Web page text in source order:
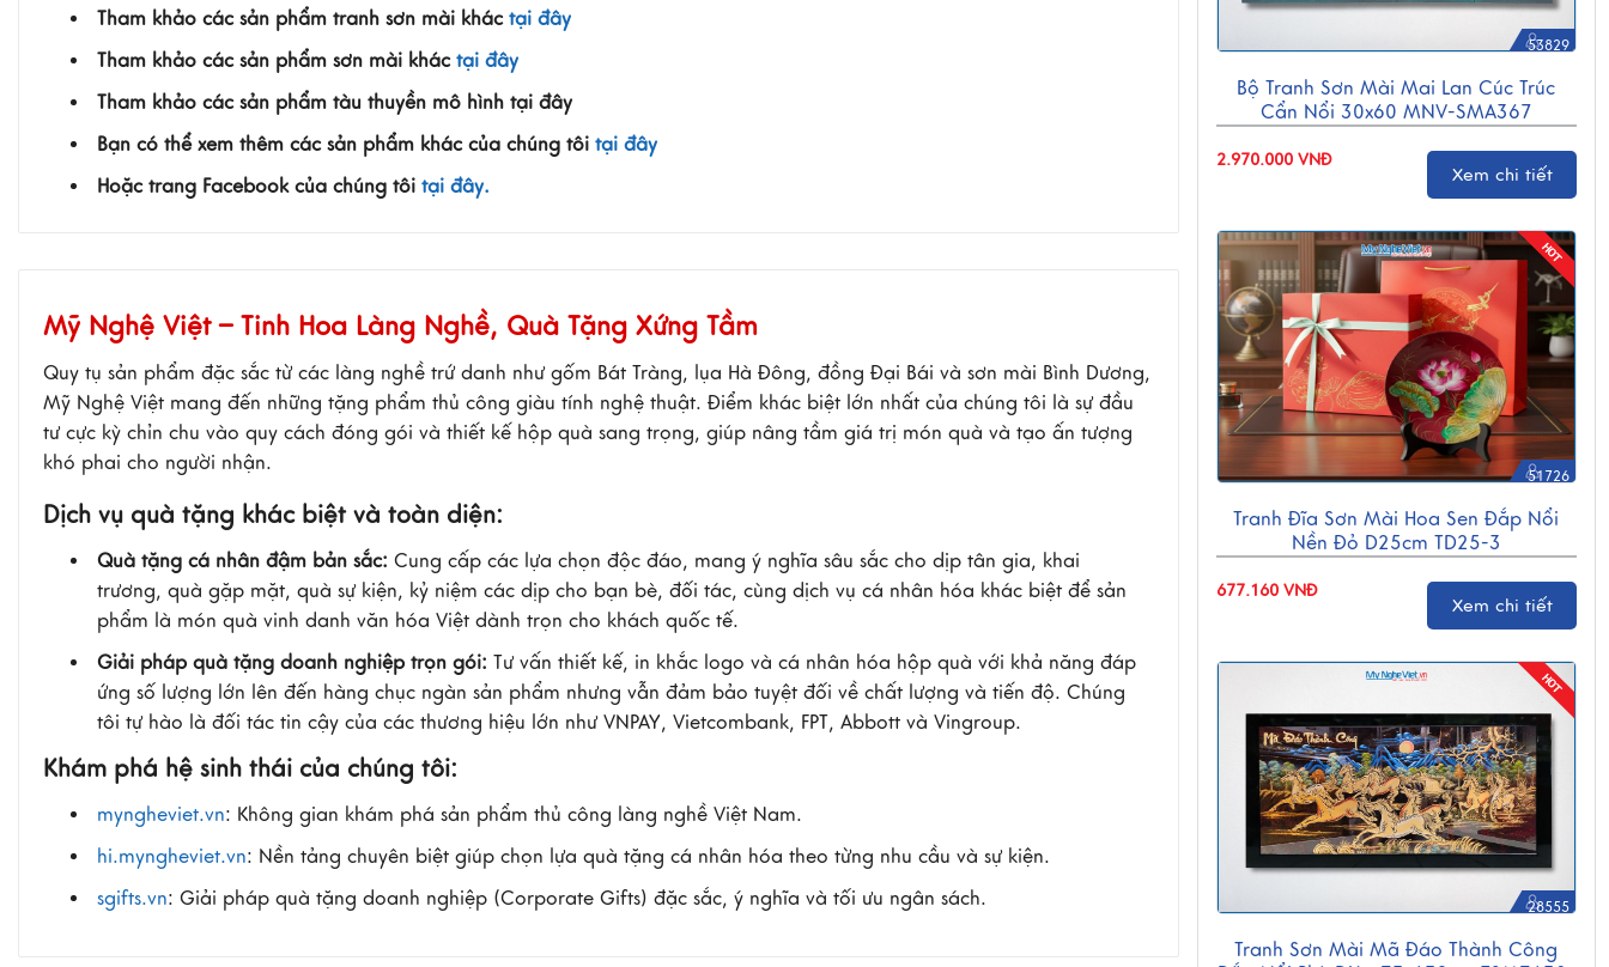
Tham khảo các sản phẩm tranh sơn mài khác tại đây
Tham khảo các sản phẩm sơn mài khác tại đây
Tham khảo các sản phẩm tàu thuyền mô hình tại đây
Bạn có thể xem thêm các sản phẩm khác của chúng tôi tại đây
Hoặc trang Facebook của chúng tôi tại đây.
Mỹ Nghệ Việt – Tinh Hoa Làng Nghề, Quà Tặng Xứng Tầm
Quy tụ sản phẩm đặc sắc từ các làng nghề trứ danh như gốm Bát Tràng, lụa Hà Đông, đồng Đại Bái và sơn mài Bình Dương,
Mỹ Nghệ Việt mang đến những tặng phẩm thủ công giàu tính nghệ thuật. Điểm khác biệt lớn nhất của chúng tôi là sự đầu
tư cực kỳ chỉn chu vào quy cách đóng gói và thiết kế hộp quà sang trọng, giúp nâng tầm giá trị món quà và tạo ấn tượng
khó phai cho người nhận.
Dịch vụ quà tặng khác biệt và toàn diện:
Quà tặng cá nhân đậm bản sắc: Cung cấp các lựa chọn độc đáo, mang ý nghĩa sâu sắc cho dịp tân gia, khai
trương, quà gặp mặt, quà sự kiện, kỷ niệm các dịp cho bạn bè, đối tác, cùng dịch vụ cá nhân hóa khác biệt để sản
phẩm là món quà vinh danh văn hóa Việt dành trọn cho khách quốc tế.
Giải pháp quà tặng doanh nghiệp trọn gói: Tư vấn thiết kế, in khắc logo và cá nhân hóa hộp quà với khả năng đáp
ứng số lượng lớn lên đến hàng chục ngàn sản phẩm nhưng vẫn đảm bảo tuyệt đối về chất lượng và tiến độ. Chúng
tôi tự hào là đối tác tin cậy của các thương hiệu lớn như VNPAY, Vietcombank, FPT, Abbott và Vingroup.
Khám phá hệ sinh thái của chúng tôi:
myngheviet.vn: Không gian khám phá sản phẩm thủ công làng nghề Việt Nam.
hi.myngheviet.vn: Nền tảng chuyên biệt giúp chọn lựa quà tặng cá nhân hóa theo từng nhu cầu và sự kiện.
sgifts.vn: Giải pháp quà tặng doanh nghiệp (Corporate Gifts) đặc sắc, ý nghĩa và tối ưu ngân sách.
53829
Bộ Tranh Sơn Mài Mai Lan Cúc Trúc
Cẩn Nổi 30x60 MNV-SMA367
2.970.000 VNĐ
Xem chi tiết
51726
Tranh Đĩa Sơn Mài Hoa Sen Đắp Nổi
Nền Đỏ D25cm TD25-3
677.160 VNĐ
Xem chi tiết
28555
Tranh Sơn Mài Mã Đáo Thành Công